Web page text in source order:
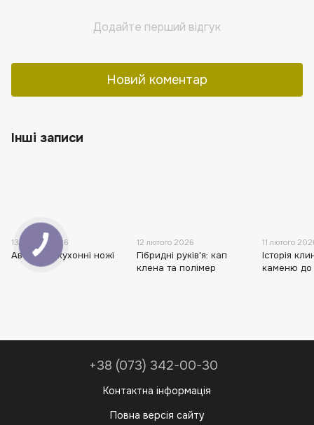
Додайте перший відгук
Новий коментар
Інші записи
13 лютого 2026
Авторські кухонні ножі
12 лютого 2026
Гібридні руків'я: кап
клена та полімер
11 лютого
Історія
каменю
+38 (073) 342-00-30
Контактна інформація
Повна версія сайту